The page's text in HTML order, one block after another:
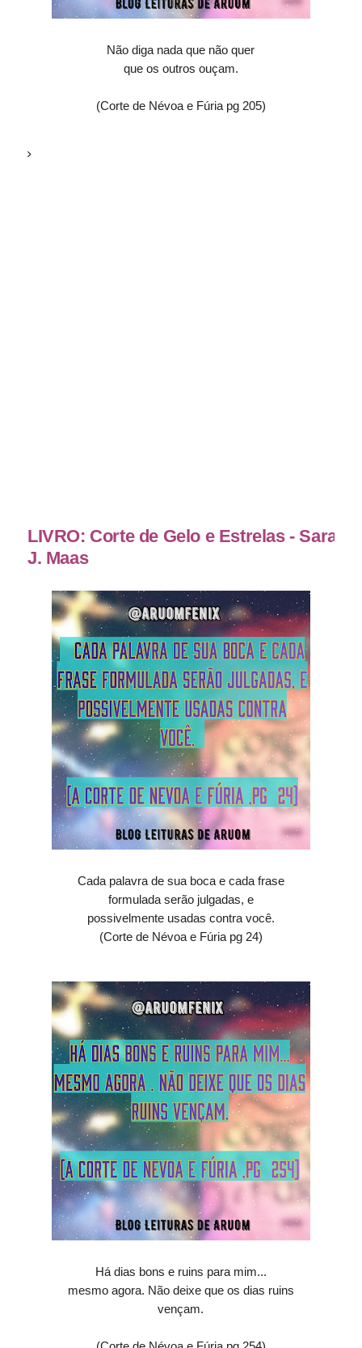
Não diga nada que não quer
que os outros ouçam.
(Corte de Névoa e Fúria pg 205)
LIVRO: Corte de Gelo e Estrelas - Sarah
J. Maas
Cada palavra de sua boca e cada frase
formulada serão julgadas, e
possivelmente usadas contra você.
(Corte de Névoa e Fúria pg 24)
Há dias bons e ruins para mim...
mesmo agora. Não deixe que os dias ruins
vençam.